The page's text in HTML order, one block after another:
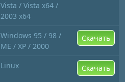
Vista / Vista x64 /
2003 x64
Windows 95 / 98 /
ME / XP / 2000
Скачать
Linux Скачать